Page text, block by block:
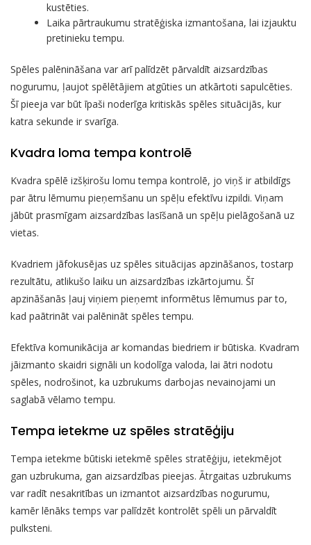
kustēties.
Laika pārtraukumu stratēģiska izmantošana, lai izjauktu
pretinieku tempu.
Spēles palēnināšana var arī palīdzēt pārvaldīt aizsardzības
nogurumu, ļaujot spēlētājiem atgūties un atkārtoti sapulcēties.
Šī pieeja var būt īpaši noderīga kritiskās spēles situācijās, kur
katra sekunde ir svarīga.
Kvadra loma tempa kontrolē
Kvadra spēlē izšķirošu lomu tempa kontrolē, jo viņš ir atbildīgs
par ātru lēmumu pieņemšanu un spēļu efektīvu izpildi. Viņam
jābūt prasmīgam aizsardzības lasīšanā un spēļu pielāgošanā uz
vietas.
Kvadriem jāfokusējas uz spēles situācijas apzināšanos, tostarp
rezultātu, atlikušo laiku un aizsardzības izkārtojumu. Šī
apzināšanās ļauj viņiem pieņemt informētus lēmumus par to,
kad paātrināt vai palēnināt spēles tempu.
Efektīva komunikācija ar komandas biedriem ir būtiska. Kvadram
jāizmanto skaidri signāli un kodolīga valoda, lai ātri nodotu
spēles, nodrošinot, ka uzbrukums darbojas nevainojami un
saglabā vēlamo tempu.
Tempa ietekme uz spēles stratēģiju
Tempa ietekme būtiski ietekmē spēles stratēģiju, ietekmējot
gan uzbrukuma, gan aizsardzības pieejas. Ātrgaitas uzbrukums
var radīt nesakritības un izmantot aizsardzības nogurumu,
kamēr lēnāks temps var palīdzēt kontrolēt spēli un pārvaldīt
pulksteni.